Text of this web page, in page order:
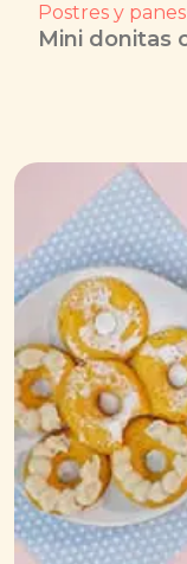
Postres y panes
Mini donitas